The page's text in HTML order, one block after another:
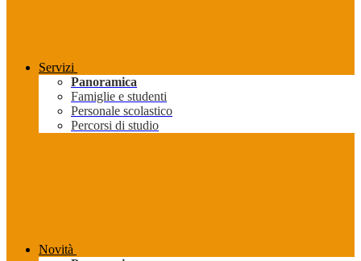
Servizi
Panoramica
Famiglie e studenti
Personale scolastico
Percorsi di studio
Novità